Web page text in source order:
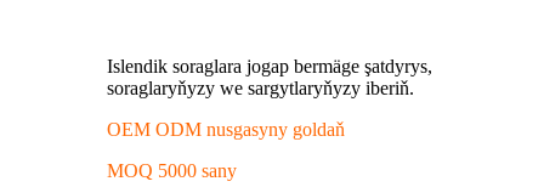
Islendik soraglara jogap bermäge şatdyrys,
soraglaryňyzy we sargytlaryňyzy iberiň.
OEM ODM nusgasyny goldaň
MOQ 5000 sany